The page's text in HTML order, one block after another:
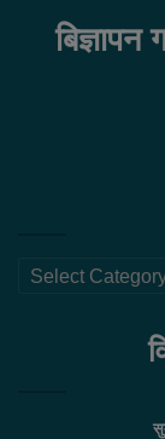
थप